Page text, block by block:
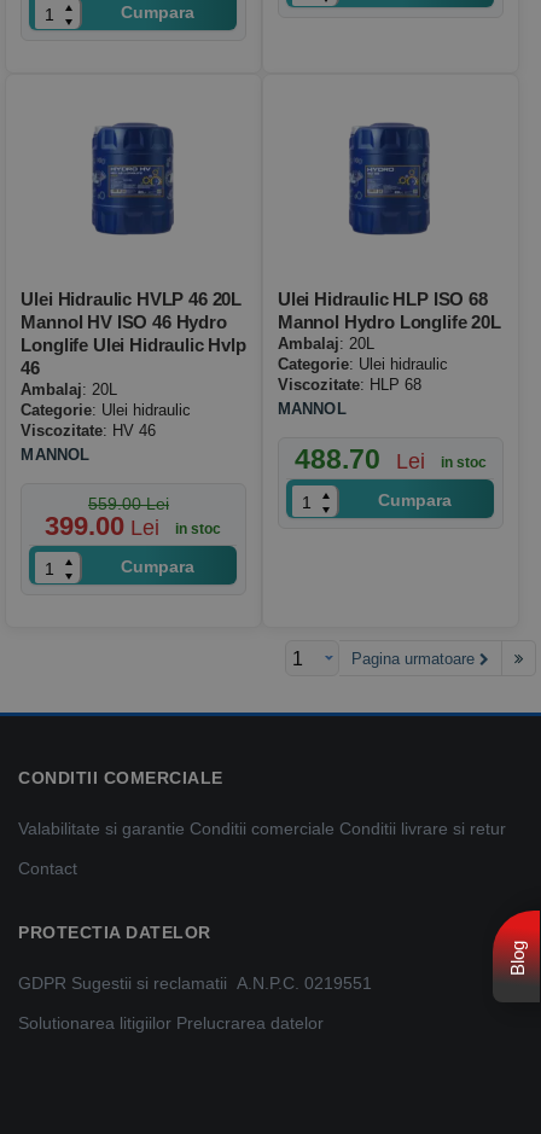
Cumpara
Ulei Hidraulic HVLP 46 20L
Mannol HV ISO 46 Hydro
Longlife Ulei Hidraulic Hvlp
46
Ambalaj: 20L
Categorie: Ulei hidraulic
Viscozitate: HV 46
MANNOL
559.00 Lei
399.00 Lei in stoc
Cumpara
Ulei Hidraulic HLP ISO 68
Mannol Hydro Longlife 20L
Ambalaj: 20L
Categorie: Ulei hidraulic
Viscozitate: HLP 68
MANNOL
488.70 Lei in stoc
Cumpara
Pagina urmatoare
CONDITII COMERCIALE
Valabilitate si garantie Conditii comerciale Conditii livrare si retur
Contact
PROTECTIA DATELOR
GDPR Sugestii si reclamatii A.N.P.C. 0219551
Solutionarea litigiilor Prelucrarea datelor
Blog